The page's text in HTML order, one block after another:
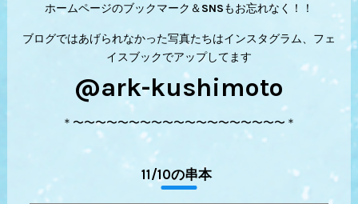
ホームページのブックマーク＆SNSもお忘れなく！！
ブログではあげられなかった写真たちはインスタグラム、フェ
イスブックでアップしてます
@ark-kushimoto
＊〜〜〜〜〜〜〜〜〜〜〜〜〜〜〜〜〜〜〜＊
11/10の串本